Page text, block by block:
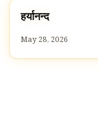
Hह
हर्यानन्द
May 28, 2026